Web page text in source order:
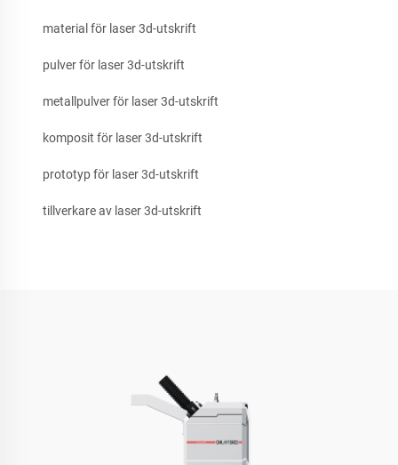
material för laser 3d-utskrift
pulver för laser 3d-utskrift
metallpulver för laser 3d-utskrift
komposit för laser 3d-utskrift
prototyp för laser 3d-utskrift
tillverkare av laser 3d-utskrift